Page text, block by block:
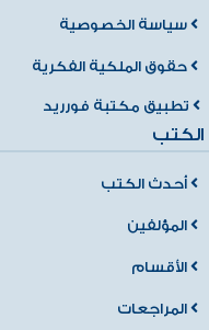
سياسة الخصوصية
حقوق الملكية الفكرية
تطبيق مكتبة فورريد
الكتب
أحدث الكتب
المؤلفين
الأقسام
المراجعات